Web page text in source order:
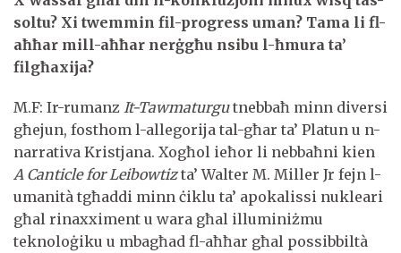
soltu? Xi twemmin fil-progress uman? Tama li fl-
aħħar mill-aħħar nerġgħu nsibu l-ħmura ta’
filgħaxija?
M.F: Ir-rumanz It-Tawmaturgutnebbaħ minn diversi
għejun, fosthom l-allegorija tal-għar ta’ Platun u n-
narrativa Kristjana. Xogħol ieħor li nebbaħni kien
A Canticle for Leibowtizta’ Walter M. Miller Jr fejn l-
umanità tgħaddi minn ċiklu ta’ apokalissi nukleari
għal rinaxximent u wara għal illuminiżmu
teknoloġiku u mbagħad fl-aħħar għal possibbiltà